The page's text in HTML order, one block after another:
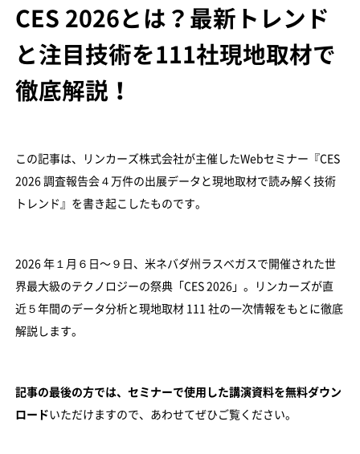
CES 2026とは？最新トレンド
と注目技術を111社現地取材で
徹底解説！
この記事は、リンカーズ株式会社が主催したWebセミナー『CES
2026 調査報告会４万件の出展データと現地取材で読み解く技術
トレンド』を書き起こしたものです。
2026 年１月６日〜９日、米ネバダ州ラスベガスで開催された世
界最大級のテクノロジーの祭典「CES 2026」。リンカーズが直
近５年間のデータ分析と現地取材 111 社の一次情報をもとに徹底
解説します。
記事の最後の方では、セミナーで使用した講演資料を無料ダウン
ロードいただけますので、あわせてぜひご覧ください。